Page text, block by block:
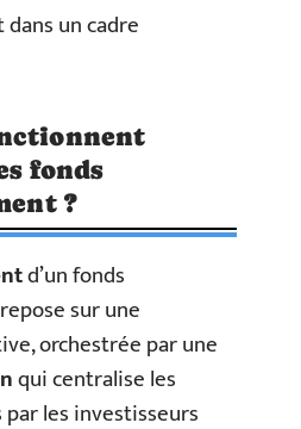
un cadre
fonds
?
d’un fonds
sur une
orchestrée par une
qui centralise les
les investisseurs